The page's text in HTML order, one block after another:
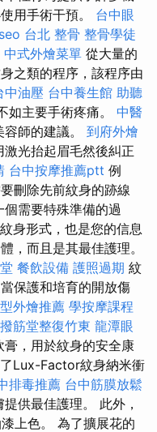
用手術干預。 台中眼
台北 整骨 整骨學徒
中式外燴菜單 從大量的
之類的程序，該程序由
中油壓 台中養生館 助聽
如主要手術疼痛。 中醫
師的建議。 到府外燴
光抬起眉毛然後糾正
台中按摩推薦ptt 例
刪除先前紋身的跡線
需要特殊準備的過
身形式，也是您的信息
，而且是其最佳護理。
餐飲設備 護照過期 紋
保護和培育的開放傷
外燴推薦 學按摩課程
筋堂整復竹東 龍潭眼
，用於紋身的安全康
Lux-Factor紋身納米衝
排毒推薦 台中筋膜放鬆
供最佳護理。 此外，
上色。 為了擴展花的